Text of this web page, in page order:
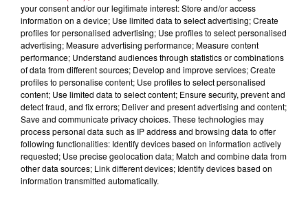
Comme tous les vendredis, voici une petite sélection des
rendez-vous à ne pas manquer dans le coin. Que vous ayez
envie de voyager à l'autre bout du monde,...
your consent and/or our legitimate interest: Store and/or access
information on a device; Use limited data to select advertising; Create
profiles for personalised advertising; Use profiles to select personalised
advertising; Measure advertising performance; Measure content
performance; Understand audiences through statistics or combinations
of data from different sources; Develop and improve services; Create
profiles to personalise content; Use profiles to select personalised
content; Use limited data to select content; Ensure security, prevent and
detect fraud, and fix errors; Deliver and present advertising and content;
Save and communicate privacy choices. These technologies may
process personal data such as IP address and browsing data to offer
following functionalities: Identify devices based on information actively
requested; Use precise geolocation data; Match and combine data from
other data sources; Link different devices; Identify devices based on
information transmitted automatically.